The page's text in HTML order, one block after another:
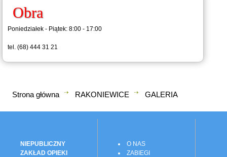
Obra
Poniedziałek - Piątek: 8:00 - 17:00
tel. (68) 444 31 21
Strona główna RAKONIEWICE GALERIA
NIEPUBLICZNY
ZAKŁAD OPIEKI
O NAS
ZABIEGI